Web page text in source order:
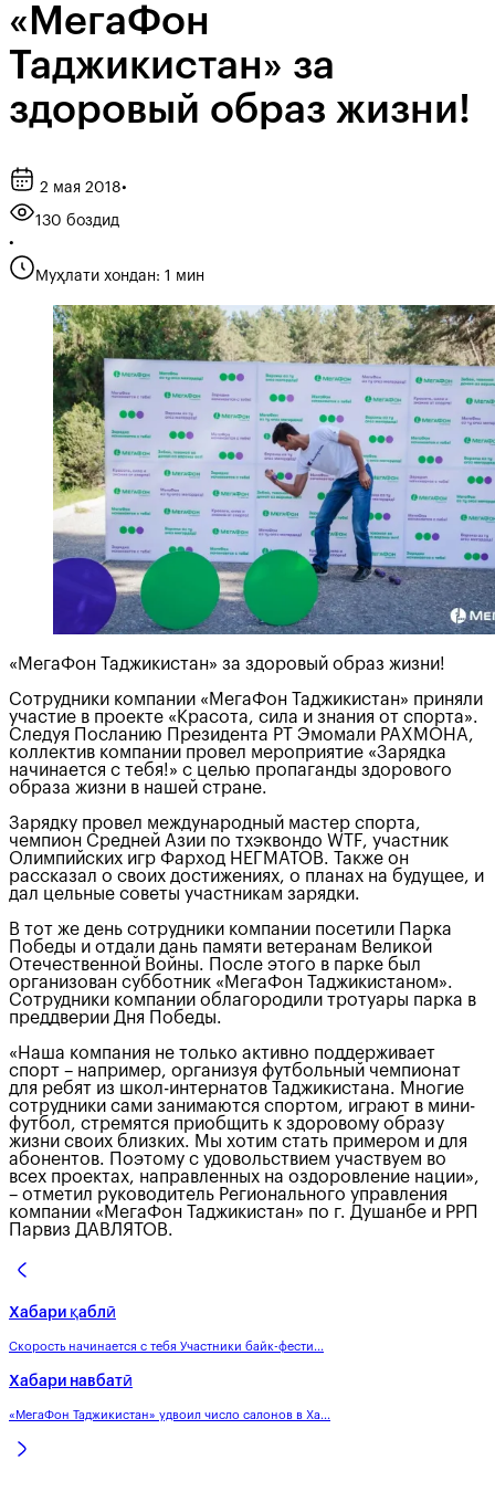
«МегаФон
Таджикистан» за
здоровый образ жизни!
2 мая 2018•
130 боздид
•
Муҳлати хондан: 1 мин
«МегаФон Таджикистан» за здоровый образ жизни!
Сотрудники компании «МегаФон Таджикистан» приняли
участие в проекте «Красота, сила и знания от спорта».
Следуя Посланию Президента РТ Эмомали РАХМОНА,
коллектив компании провел мероприятие «Зарядка
начинается с тебя!» с целью пропаганды здорового
образа жизни в нашей стране.
Зарядку провел международный мастер спорта,
чемпион Средней Азии по тхэквондо WTF, участник
Олимпийских игр Фарход НЕГМАТОВ. Также он
рассказал о своих достижениях, о планах на будущее, и
дал цельные советы участникам зарядки.
В тот же день сотрудники компании посетили Парка
Победы и отдали дань памяти ветеранам Великой
Отечественной Войны. После этого в парке был
организован субботник «МегаФон Таджикистаном».
Сотрудники компании облагородили тротуары парка в
преддверии Дня Победы.
«Наша компания не только активно поддерживает
спорт – например, организуя футбольный чемпионат
для ребят из школ-интернатов Таджикистана. Многие
сотрудники сами занимаются спортом, играют в мини-
футбол, стремятся приобщить к здоровому образу
жизни своих близких. Мы хотим стать примером и для
абонентов. Поэтому с удовольствием участвуем во
всех проектах, направленных на оздоровление нации»,
– отметил руководитель Регионального управления
компании «МегаФон Таджикистан» по г. Душанбе и РРП
Парвиз ДАВЛЯТОВ.
Хабари қаблӣ
Скорость начинается с тебя Участники байк-фести...
Хабари навбатӣ
«МегаФон Таджикистан» удвоил число салонов в Ха...